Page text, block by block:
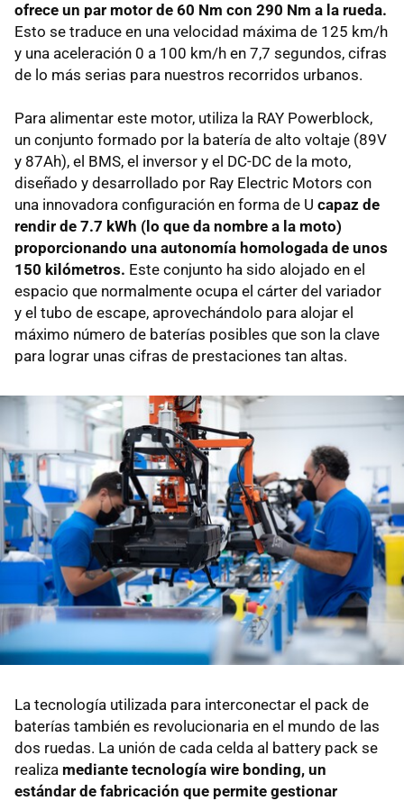
ofrece un par motor de 60 Nm con 290 Nm a la rueda.
Esto se traduce en una velocidad máxima de 125 km/h
y una aceleración 0 a 100 km/h en 7,7 segundos, cifras
de lo más serias para nuestros recorridos urbanos.
Para alimentar este motor, utiliza la RAY Powerblock,
un conjunto formado por la batería de alto voltaje (89V
y 87Ah), el BMS, el inversor y el DC-DC de la moto,
diseñado y desarrollado por Ray Electric Motors con
una innovadora configuración en forma de U capaz de
rendir de 7.7 kWh (lo que da nombre a la moto)
proporcionando una autonomía homologada de unos
150 kilómetros. Este conjunto ha sido alojado en el
espacio que normalmente ocupa el cárter del variador
y el tubo de escape, aprovechándolo para alojar el
máximo número de baterías posibles que son la clave
para lograr unas cifras de prestaciones tan altas.
La tecnología utilizada para interconectar el pack de
baterías también es revolucionaria en el mundo de las
dos ruedas. La unión de cada celda al battery pack se
realiza mediante tecnología wire bonding, un
estándar de fabricación que permite gestionar